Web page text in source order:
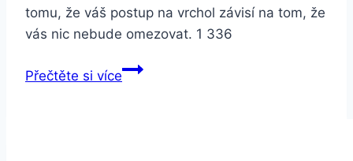
tomu, že váš postup na vrchol závisí na tom, že
vás nic nebude omezovat. 1 336
Přečtěte si víceOMEN